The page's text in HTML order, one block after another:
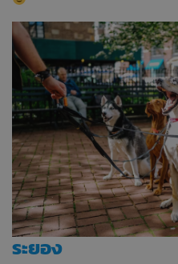
ระยอง